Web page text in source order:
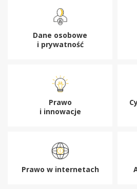
Dane osobowe
i prywatność
Prawo
i innowacje
Prawo w internetach